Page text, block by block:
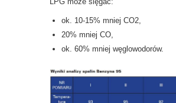
ok. 10-15% mniej CO2,
20% mniej CO,
ok. 60% mniej węglowodorów.